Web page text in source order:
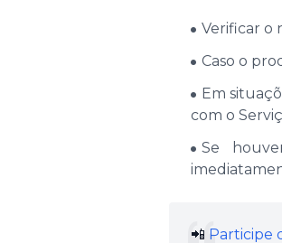
Verificar o
Caso o
Em
com o
Se
📲 Participe